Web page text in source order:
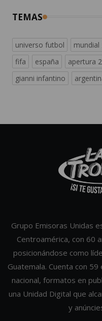
TEMAS
universo futbol mundial
fifa
españa apertura
gianni infantino
Grupo Emisoras Unidas
Centroamérica, con 60
posicionándose como
Guatemala. Cuenta con
nacional, formatos en
una Unidad Digital que
y